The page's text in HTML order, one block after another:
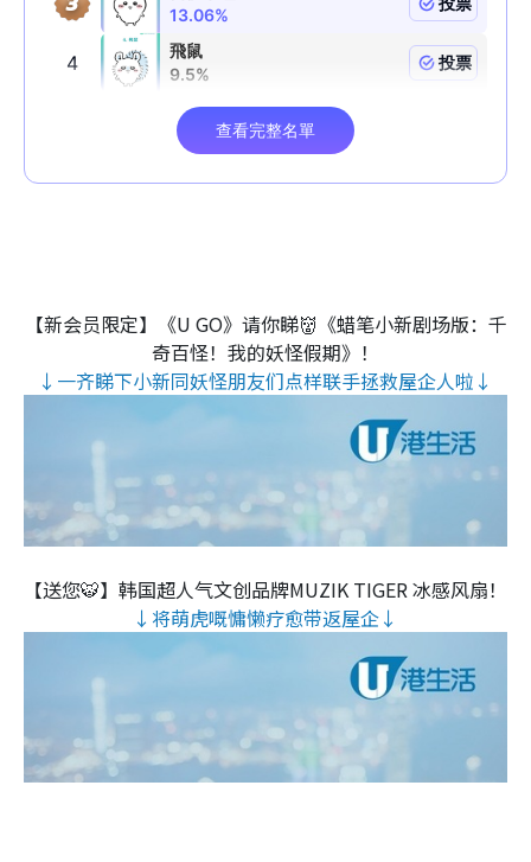
【新会员限定】《U GO》请你睇👹《蜡笔小新剧场版：千
奇百怪！我的妖怪假期》！
↓一齐睇下小新同妖怪朋友们点样联手拯救屋企人啦↓
【送您🐯】韩国超人气文创品牌MUZIK TIGER 冰感风扇！
↓将萌虎嘅慵懒疗愈带返屋企↓